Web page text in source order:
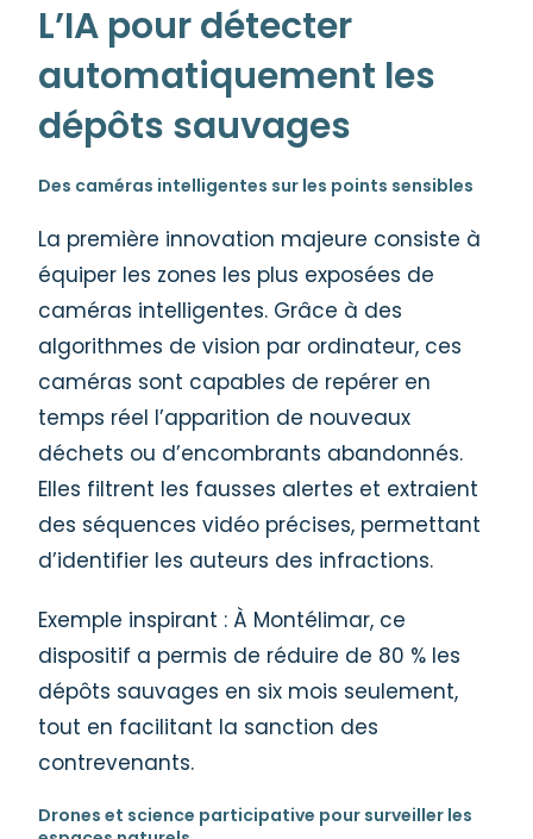
L’IA pour détecter
automatiquement les
dépôts sauvages
Des caméras intelligentes sur les points sensibles
La première innovation majeure consiste à
équiper les zones les plus exposées de
caméras intelligentes. Grâce à des
algorithmes de vision par ordinateur, ces
caméras sont capables de repérer en
temps réel l’apparition de nouveaux
déchets ou d’encombrants abandonnés.
Elles filtrent les fausses alertes et extraient
des séquences vidéo précises, permettant
d’identifier les auteurs des infractions.
Exemple inspirant : À Montélimar, ce
dispositif a permis de réduire de 80 % les
dépôts sauvages en six mois seulement,
tout en facilitant la sanction des
contrevenants.
Drones et science participative pour surveiller les